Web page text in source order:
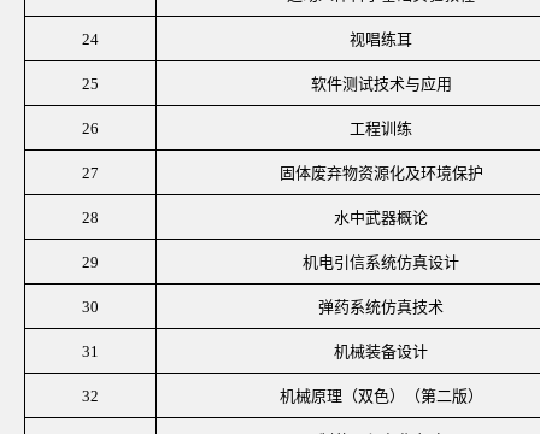
24 视唱练耳
25 软件测试技术与应用
26 工程训练
27 固体废弃物资源化及环境保护
28 水中武器概论
29 机电引信系统仿真设计
30 弹药系统仿真技术
31 机械装备设计
32 机械原理（双色）（第二版）